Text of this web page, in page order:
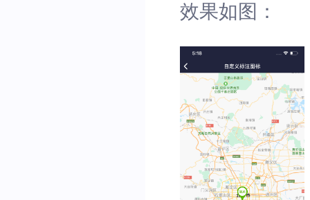
}
        annotationView
.
return
}
return nil
}
效果如图：